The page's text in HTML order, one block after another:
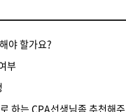
야 할가요?
부
는 CPA선생님좀 추천해주세요~~